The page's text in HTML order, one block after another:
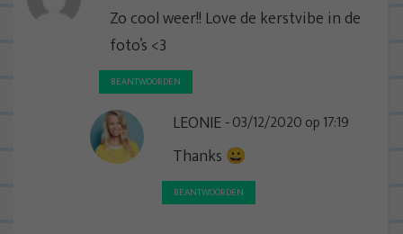
Zo cool weer!! Love de kerstvibe in de
foto’s <3
BEANTWOORDEN
LEONIE 03/12/2020 op 17:19
Thanks 😀
BEANTWOORDEN